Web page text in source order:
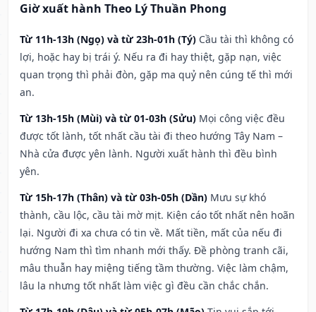
Giờ xuất hành Theo Lý Thuần Phong
Từ 11h-13h (Ngọ) và từ 23h-01h (Tý) Cầu tài thì không có
lợi, hoặc hay bị trái ý. Nếu ra đi hay thiệt, gặp nạn, việc
quan trọng thì phải đòn, gặp ma quỷ nên cúng tế thì mới
an.
Từ 13h-15h (Mùi) và từ 01-03h (Sửu) Mọi công việc đều
được tốt lành, tốt nhất cầu tài đi theo hướng Tây Nam –
Nhà cửa được yên lành. Người xuất hành thì đều bình
yên.
Từ 15h-17h (Thân) và từ 03h-05h (Dần) Mưu sự khó
thành, cầu lộc, cầu tài mờ mịt. Kiện cáo tốt nhất nên hoãn
lại. Người đi xa chưa có tin về. Mất tiền, mất của nếu đi
hướng Nam thì tìm nhanh mới thấy. Đề phòng tranh cãi,
mâu thuẫn hay miệng tiếng tầm thường. Việc làm chậm,
lâu la nhưng tốt nhất làm việc gì đều cần chắc chắn.